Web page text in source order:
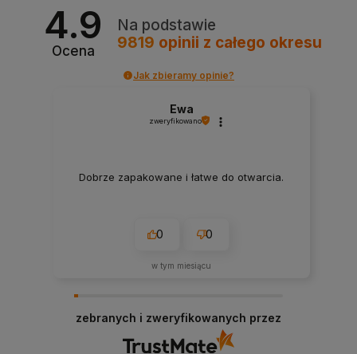
4.9
Ocena
Na podstawie
9819 opinii z całego okresu
Jak zbieramy opinie?
Ewa
zweryfikowano
Dobrze zapakowane i łatwe do otwarcia.
0 0
w tym miesiącu
zebranych i zweryfikowanych przez